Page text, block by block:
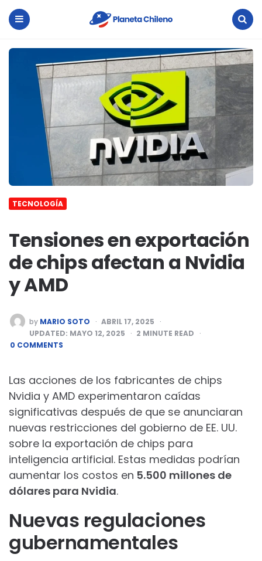
Planeta
Chileno
TECNOLOGÍA
Tensiones en exportación
de chips afectan a Nvidia
y AMD
POSTED
BY
by MARIO SOTO
ABRIL 17, 2025
UPDATED: MAYO 12, 2025 2 MINUTE READ
0 COMMENTS
Las acciones de los fabricantes de chips
Nvidia y AMD experimentaron caídas
significativas después de que se anunciaran
nuevas restricciones del gobierno de EE. UU.
sobre la exportación de chips para
inteligencia artificial. Estas medidas podrían
aumentar los costos en 5.500 millones de
dólares para Nvidia.
Nuevas regulaciones
gubernamentales